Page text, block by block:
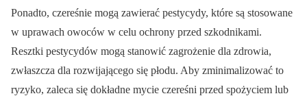
Ponadto, czereśnie mogą zawierać pestycydy, które są stosowane
w uprawach owoców w celu ochrony przed szkodnikami.
Resztki pestycydów mogą stanowić zagrożenie dla zdrowia,
zwłaszcza dla rozwijającego się płodu. Aby zminimalizować to
ryzyko, zaleca się dokładne mycie czereśni przed spożyciem lub